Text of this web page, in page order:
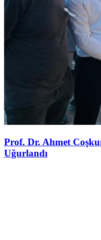
Prof. Dr. Ahmet
Uğurlandı